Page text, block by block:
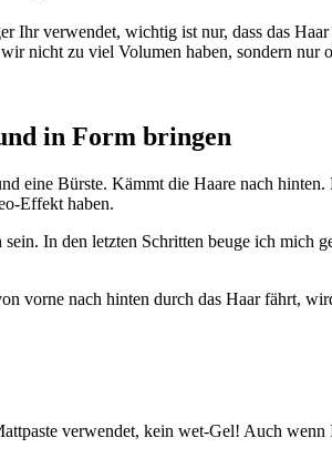
Ihr verwendet, wichtig ist nur, dass das
nicht zu viel Volumen haben, sondern nur
in Form bringen
eine Bürste. Kämmt die Haare nach
Effekt haben.
In den letzten Schritten beuge ich mich
vorne nach hinten durch das Haar fährt,
verwendet, kein wet-Gel! Auch